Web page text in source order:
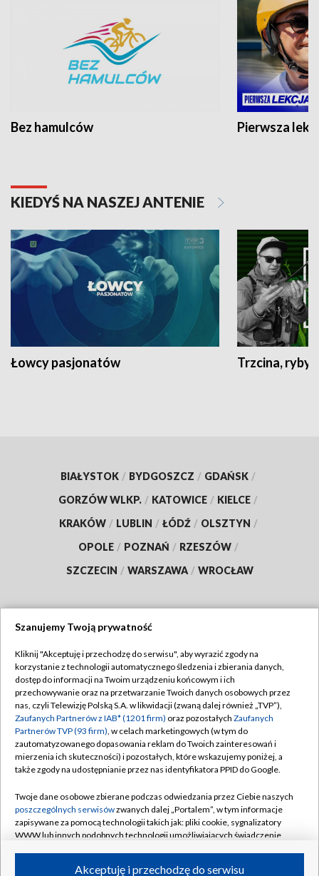
Bez hamulców Pierwsza
KIEDYŚ NA NASZEJ ANTENIE
Łowcy pasjonatów Trzcina, ryby
BIAŁYSTOK / BYDGOSZCZ / GDAŃSK /
GORZÓW WLKP. / KATOWICE / KIELCE /
KRAKÓW / LUBLIN / ŁÓDŹ / OLSZTYN /
OPOLE / POZNAŃ / RZESZÓW /
SZCZECIN / WARSZAWA / WROCŁAW
TVP
Abonament TVP
Emisja w TVP
Centrum informacji TVP
Naziemna Telewizja Cyfrowa
Rada Programowa
System NOS
Informacje o nadawcy
Regulamin TVP
Polityka prywatności
Moje zgody
Pomoc
Kontakt
Kanały
Szanujemy Twoją prywatność
Kliknij "Akceptuję i przechodzę do serwisu", aby wyrazić zgody na
korzystanie z technologii automatycznego śledzenia i zbierania danych,
dostęp do informacji na Twoim urządzeniu końcowym i ich
przechowywanie oraz na przetwarzanie Twoich danych osobowych przez
nas, czyli Telewizję Polską S.A. w likwidacji (zwaną dalej również „TVP”),
Zaufanych Partnerów z IAB* (1201 firm) oraz pozostałych Zaufanych
Partnerów TVP (93 firm), w celach marketingowych (w tym do
zautomatyzowanego dopasowania reklam do Twoich zainteresowań i
mierzenia ich skuteczności) i pozostałych, które wskazujemy poniżej, a
także zgody na udostępnianie przez nas identyfikatora PPID do Google.
Twoje dane osobowe zbierane podczas odwiedzania przez Ciebie naszych
poszczególnych serwisówzwanych dalej „Portalem”, w tym informacje
zapisywane za pomocą technologii takich jak: pliki cookie, sygnalizatory
WWW lub innych podobnych technologii umożliwiających świadczenie
ruchu w Internecie.Akceptuję i przechodzę do serwisu